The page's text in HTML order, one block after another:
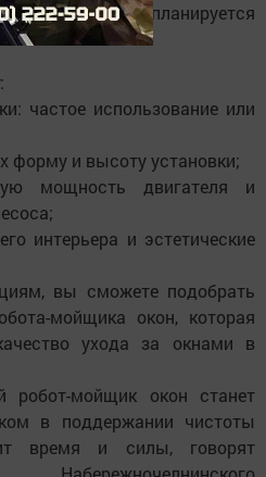
особенно если планируется
частое использование или
форму и высоту установки;
мощность двигателя и
интерьера и эстетические
вы сможете подобрать
мойщика окон, которая
ухода за окнами в
робот-мойщик окон станет
в поддержании чистоты
время и силы, говорят